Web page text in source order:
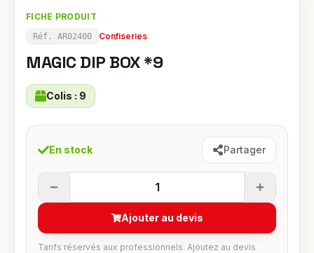
FICHE PRODUIT
Réf. AR02400 Confiseries
MAGIC DIP BOX *9
Colis : 9
En stock Partager
1
Ajouter au devis
Tarifs réservés aux professionnels. Ajoutez au devis